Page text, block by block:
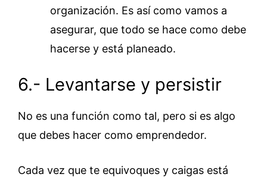
organización. Es así como vamos a
asegurar, que todo se hace como debe
hacerse y está planeado.
6.- Levantarse y persistir
No es una función como tal, pero si es algo
que debes hacer como emprendedor.
Cada vez que te equivoques y caigas está